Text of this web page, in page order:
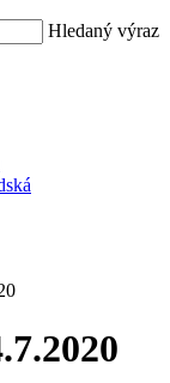
Hledaný výraz